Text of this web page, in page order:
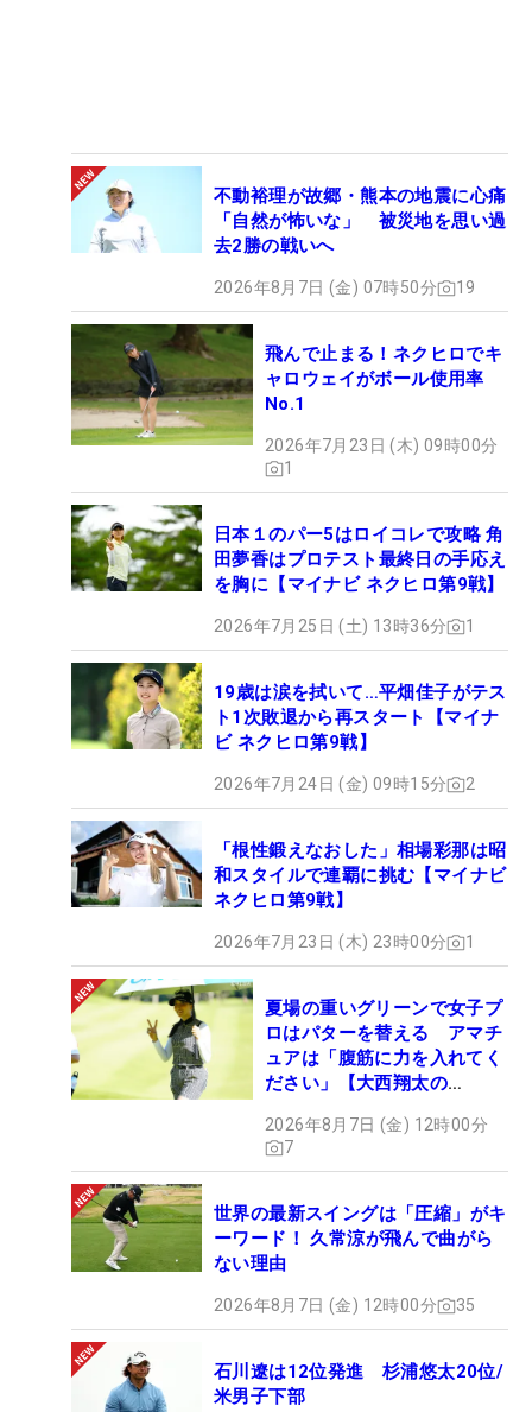
不動裕理が故郷・熊本の地震に心痛
「自然が怖いな」 被災地を思い過
去2勝の戦いへ
2026年8月7日 (金) 07時50分 19
飛んで止まる！ネクヒロでキ
ャロウェイがボール使用率
No.1
2026年7月23日 (木) 09時00分
1
日本１のパー5はロイコレで攻略 角
田夢香はプロテスト最終日の手応え
を胸に【マイナビ ネクヒロ第9戦】
2026年7月25日 (土) 13時36分 1
19歳は涙を拭いて…平畑佳子がテス
ト1次敗退から再スタート【マイナ
ビ ネクヒロ第9戦】
2026年7月24日 (金) 09時15分 2
「根性鍛えなおした」相場彩那は昭
和スタイルで連覇に挑む【マイナビ
ネクヒロ第9戦】
2026年7月23日 (木) 23時00分 1
夏場の重いグリーンで女子プ
ロはパターを替える アマチ
ュアは「腹筋に力を入れてく
ださい」【大西翔太の
2026年8月7日 (金) 12時00分
7
世界の最新スイングは「圧縮」がキ
ーワード！ 久常涼が飛んで曲がら
ない理由
2026年8月7日 (金) 12時00分 35
石川遼は12位発進 杉浦悠太20位/
米男子下部